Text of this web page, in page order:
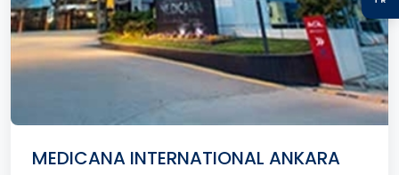
MEDICANA INTERNATIONAL ANKARA